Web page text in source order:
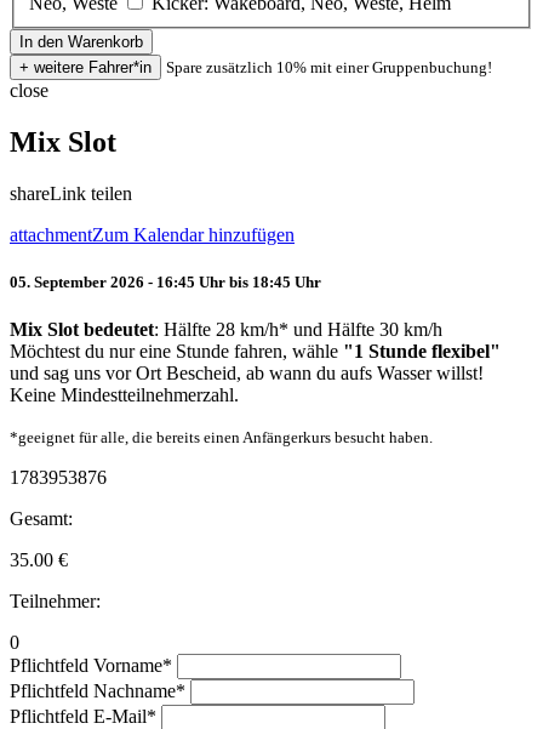
Spare zusätzlich 10% mit einer Gruppenbuchung!
close
Mix Slot
shareLink teilen
attachmentZum Kalendar hinzufügen
05. September 2026 - 16:45 Uhr bis 18:45 Uhr
Mix Slot bedeutet: Hälfte 28 km/h* und Hälfte 30 km/h
Möchtest du nur eine Stunde fahren, wähle "1 Stunde flexibel"
und sag uns vor Ort Bescheid, ab wann du aufs Wasser willst!
Keine Mindestteilnehmerzahl.
*geeignet für alle, die bereits einen Anfängerkurs besucht haben.
1783953876
Gesamt:
35.00 €
Teilnehmer:
0
Pflichtfeld Vorname*
Pflichtfeld Nachname*
Pflichtfeld E-Mail*